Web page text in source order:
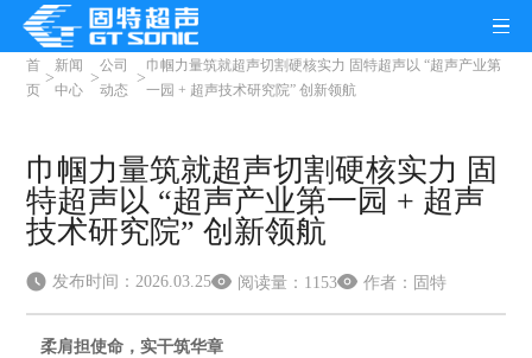
首
页
>
新闻
中心
>
公司
动态
>
巾帼力量筑就超声切割硬核实力 固特超声以 “超声产业第
一园 + 超声技术研究院” 创新领航
巾帼力量筑就超声切割硬核实力 固
特超声以 “超声产业第一园 + 超声
技术研究院” 创新领航
发布时间：2026.03.25 阅读量：1153 作者：固特
柔肩担使命，实干筑华章